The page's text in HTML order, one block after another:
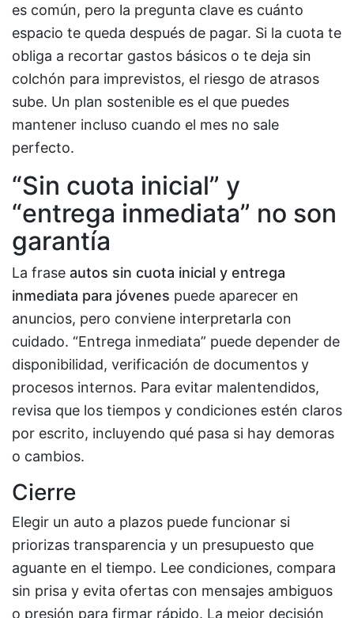
es común, pero la pregunta clave es cuánto
espacio te queda después de pagar. Si la cuota te
obliga a recortar gastos básicos o te deja sin
colchón para imprevistos, el riesgo de atrasos
sube. Un plan sostenible es el que puedes
mantener incluso cuando el mes no sale
perfecto.
“Sin cuota inicial” y
“entrega inmediata” no son
garantía
La frase autos sin cuota inicial y entrega
inmediata para jóvenes puede aparecer en
anuncios, pero conviene interpretarla con
cuidado. “Entrega inmediata” puede depender de
disponibilidad, verificación de documentos y
procesos internos. Para evitar malentendidos,
revisa que los tiempos y condiciones estén claros
por escrito, incluyendo qué pasa si hay demoras
o cambios.
Cierre
Elegir un auto a plazos puede funcionar si
priorizas transparencia y un presupuesto que
aguante en el tiempo. Lee condiciones, compara
sin prisa y evita ofertas con mensajes ambiguos
o presión para firmar rápido. La mejor decisión